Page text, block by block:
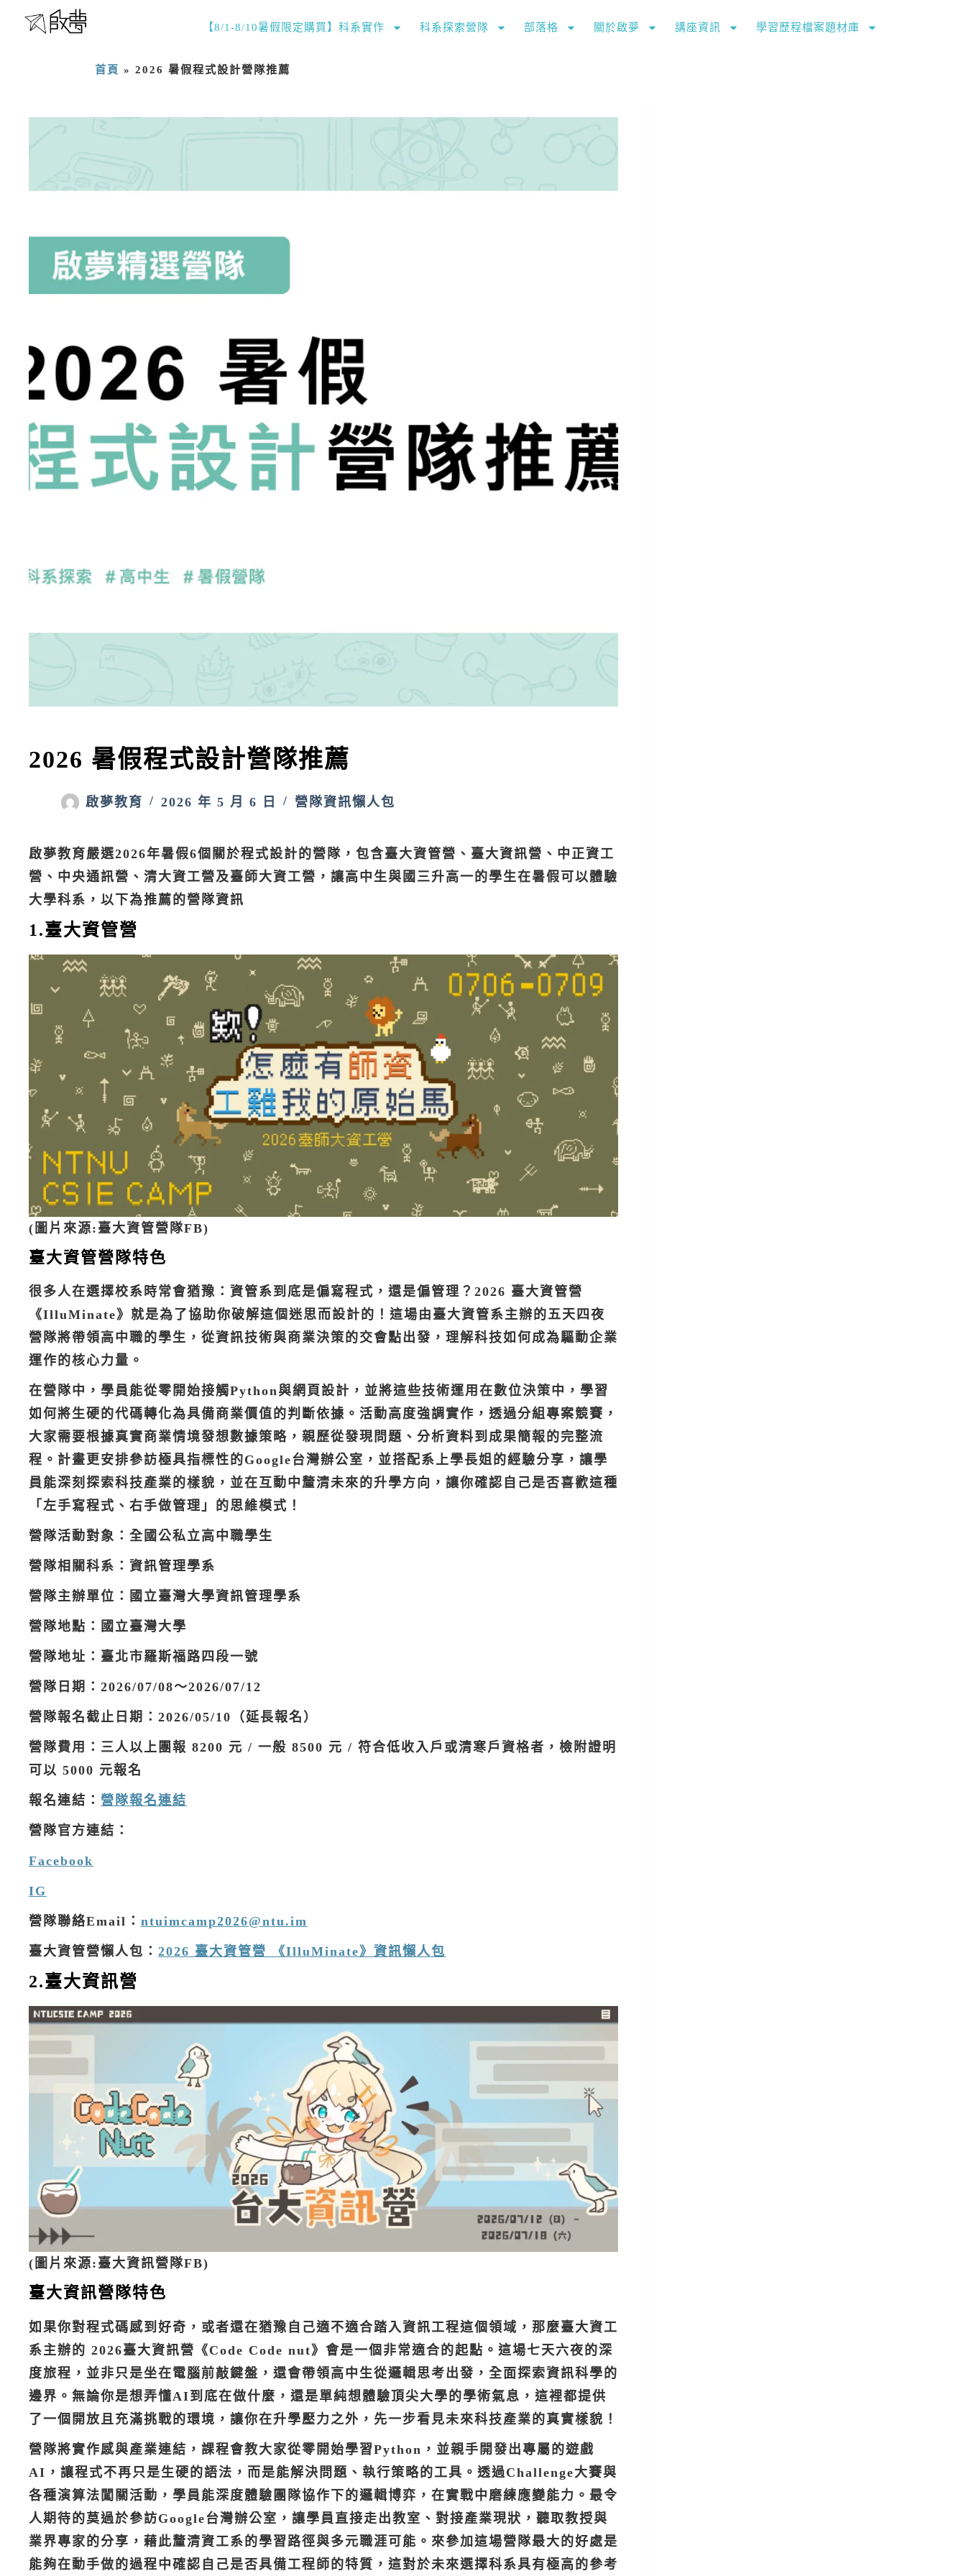
【8/1-8/10暑假限定購買】科系實作 科系探索營隊 部落格 關於啟夢 講座資訊 學習歷程檔案題材庫
首頁 » 2026 暑假程式設計營隊推薦
2026 暑假程式設計營隊推薦
啟夢教育 2026 年 5 月 6 日 營隊資訊懶人包
啟夢教育嚴選2026年暑假6個關於程式設計的營隊，包含臺大資管營、臺大資訊營、中正資工
營、中央通訊營、清大資工營及臺師大資工營，讓高中生與國三升高一的學生在暑假可以體驗
大學科系，以下為推薦的營隊資訊
1.臺大資管營
(圖片來源:臺大資管營隊FB)
臺大資管營隊特色
很多人在選擇校系時常會猶豫：資管系到底是偏寫程式，還是偏管理？2026 臺大資管營
《IlluMinate》就是為了協助你破解這個迷思而設計的！這場由臺大資管系主辦的五天四夜
營隊將帶領高中職的學生，從資訊技術與商業決策的交會點出發，理解科技如何成為驅動企業
運作的核心力量。
在營隊中，學員能從零開始接觸Python與網頁設計，並將這些技術運用在數位決策中，學習
如何將生硬的代碼轉化為具備商業價值的判斷依據。活動高度強調實作，透過分組專案競賽，
大家需要根據真實商業情境發想數據策略，親歷從發現問題、分析資料到成果簡報的完整流
程。計畫更安排參訪極具指標性的Google台灣辦公室，並搭配系上學長姐的經驗分享，讓學
員能深刻探索科技產業的樣貌，並在互動中釐清未來的升學方向，讓你確認自己是否喜歡這種
「左手寫程式、右手做管理」的思維模式！
營隊活動對象：全國公私立高中職學生
營隊相關科系：資訊管理學系
營隊主辦單位：國立臺灣大學資訊管理學系
營隊地點：國立臺灣大學
營隊地址：臺北市羅斯福路四段一號
營隊日期：2026/07/08～2026/07/12
營隊報名截止日期：2026/05/10（延長報名）
營隊費用：三人以上團報 8200 元 / 一般 8500 元 / 符合低收入戶或清寒戶資格者，檢附證明
可以 5000 元報名
報名連結： 營隊報名連結
營隊官方連結：
Facebook
IG
營隊聯絡Email： ntuimcamp2026@ntu.im
臺大資管營懶人包： 2026 臺大資管營 《IlluMinate》資訊懶人包
2.臺大資訊營
(圖片來源:臺大資訊營隊FB)
臺大資訊營隊特色
如果你對程式碼感到好奇，或者還在猶豫自己適不適合踏入資訊工程這個領域，那麼臺大資工
系主辦的 2026臺大資訊營《Code Code nut》會是一個非常適合的起點。這場七天六夜的深
度旅程，並非只是坐在電腦前敲鍵盤，還會帶領高中生從邏輯思考出發，全面探索資訊科學的
邊界。無論你是想弄懂AI到底在做什麼，還是單純想體驗頂尖大學的學術氣息，這裡都提供
了一個開放且充滿挑戰的環境，讓你在升學壓力之外，先一步看見未來科技產業的真實樣貌！
營隊將實作感與產業連結，課程會教大家從零開始學習Python，並親手開發出專屬的遊戲
AI，讓程式不再只是生硬的語法，而是能解決問題、執行策略的工具。透過Challenge大賽與
各種演算法闖關活動，學員能深度體驗團隊協作下的邏輯博弈，在實戰中磨練應變能力。最令
人期待的莫過於參訪Google台灣辦公室，讓學員直接走出教室、對接產業現狀，聽取教授與
業界專家的分享，藉此釐清資工系的學習路徑與多元職涯可能。來參加這場營隊最大的好處是
能夠在動手做的過程中確認自己是否具備工程師的特質，這對於未來選擇科系具有極高的參考